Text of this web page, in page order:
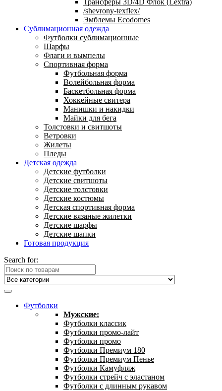
/shevrony-texflex/
Эмблемы Ecodomes
Сублимационная одежда
Футболки сублимационные
Шарфы
Флаги и вымпелы
Спортивная форма
Футбольная форма
Волейбольная форма
Баскетбольная форма
Хоккейные свитера
Манишки и накидки
Майки для бега
Толстовки и свитшоты
Ветровки
Жилеты
Пледы
Детская одежда
Детские футболки
Детские свитшоты
Детские толстовки
Детские костюмы
Детская спортивная форма
Детские вязаные жилетки
Детские шарфы
Детские шапки
Готовая продукция
Search for:
Футболки
Мужские:
Футболки классик
Футболки промо-лайт
Футболки промо
Футболки Премиум 180
Футболки Премиум Пенье
Футболки Камуфляж
Футболки стрейч с эластаном
Футболки с длинным рукавом